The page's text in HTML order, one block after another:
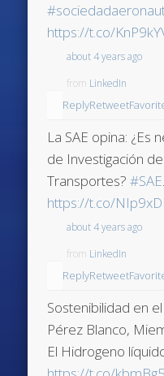
https://t.co/
about 4 years ago
from LinkedIn
ReplyRetweet
La SAE opina: ¿Es
de Investigación
Transportes?#SAE
https://t.co/
about 4 years ago
from LinkedIn
ReplyRetweet
Sostenibilidad en
Pérez Blanco,
El Hidrogeno